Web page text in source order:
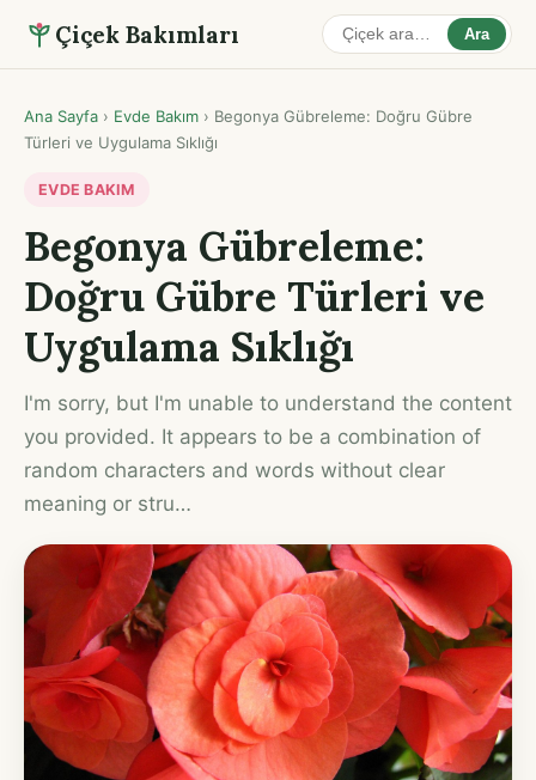
Çiçek Bakımları Ara
Ana Sayfa › Evde Bakım › Begonya Gübreleme: Doğru Gübre
Türleri ve Uygulama Sıklığı
EVDE BAKIM
Begonya Gübreleme:
Doğru Gübre Türleri ve
Uygulama Sıklığı
I'm sorry, but I'm unable to understand the content
you provided. It appears to be a combination of
random characters and words without clear
meaning or stru…